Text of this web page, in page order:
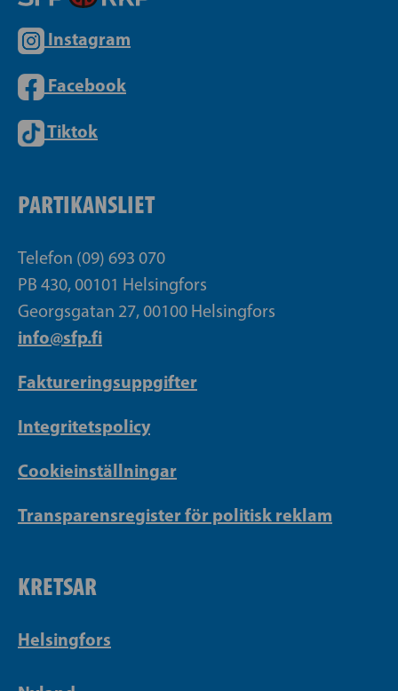
Instagram
Facebook
Tiktok
PARTIKANSLIET
Telefon (09) 693 070
PB 430, 00101 Helsingfors
Georgsgatan 27, 00100 Helsingfors
info@sfp.fi
Faktureringsuppgifter
Integritetspolicy
Cookieinställningar
Transparensregister för politisk reklam
KRETSAR
Helsingfors